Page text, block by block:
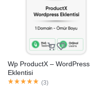
Wp ProductX – WordPress
Eklentisi
(3)